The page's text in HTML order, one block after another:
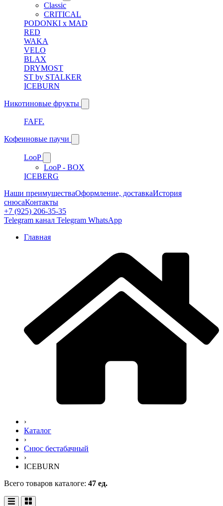
Classic
CRITICAL
PODONKI x MAD
RED
WAKA
VELO
BLAX
DRYMOST
ST by STALKER
ICEBURN
Никотиновые фрукты
FAFF.
Кофеиновые паучи
LooP
LooP - BOX
ICEBERG
Наши преимуществаОформление, доставкаИстория
снюсаКонтакты
+7 (925) 206-35-35
Telegram канал Telegram WhatsApp
Главная
›
Каталог
›
Снюс бестабачный
›
ICEBURN
Всего товаров каталоге: 47 ед.